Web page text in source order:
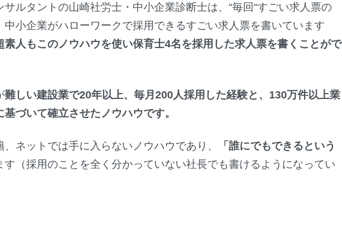
ルタントの山崎社労士・中小企業診断士は、“毎回“すごい求人票の
小企業がハローワークで採用できるすごい求人票を書いています
素人もこのノウハウを使い保育士4名を採用した求人票を書くことがで
難しい建設業で20年以上、毎月200人採用した経験と、130万件以上業
づいて確立させたノウハウです。
ネットでは手に入らないノウハウであり、
「誰にでもできるという
す（採用のことを全く分かっていない社長でも書けるようになってい